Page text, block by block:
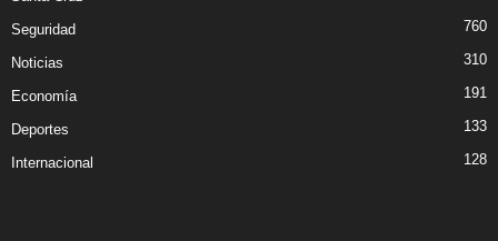
Seguridad 760
Noticias 310
Economía 191
Deportes 133
Internacional 128